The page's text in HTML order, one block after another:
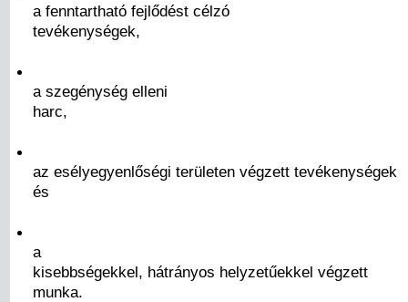
a fenntartható fejlődést célzó
tevékenységek,
a szegénység elleni
harc,
az esélyegyenlőségi területen végzett tevékenységek
és
a
kisebbségekkel, hátrányos helyzetűekkel végzett
munka.